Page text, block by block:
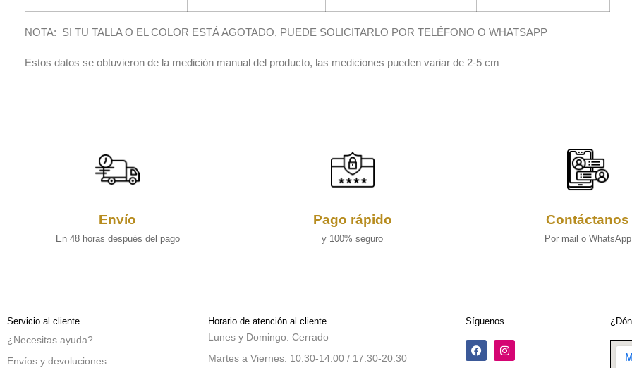
NOTA: SI TU TALLA O EL COLOR ESTÁ AGOTADO, PUEDE SOLICITARLO POR TELÉFONO O WHATSAPP
Estos datos se obtuvieron de la medición manual del producto, las mediciones pueden variar de 2-5 cm
Envío
En 48 horas después del pago
Pago rápido
y 100% seguro
Contáctanos
Por mail o WhatsApp
Servicio al cliente
¿Necesitas ayuda?
Envíos y devoluciones
Horario de atención al cliente
Lunes y Domingo: Cerrado
Martes a Viernes: 10:30-14:00 / 17:30-20:30
Síguenos